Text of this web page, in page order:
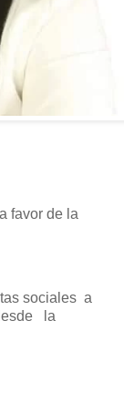
favor de la
sociales a
la